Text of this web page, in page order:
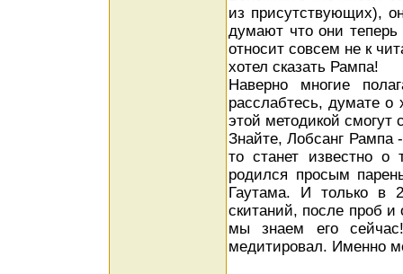
из присутствующих),
думают что они
относит совсем не к
хотел сказать Рампа!
Наверно многие
расслабтесь, думате
этой методикой смогут
Знайте, Лобсанг Рампа
то станет известно
родился просым
Гаутама. И только в
скитаний, после проб
мы знаем его
медитировал. Именно